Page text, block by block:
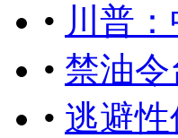
• 川普
• 禁油
• 逃避